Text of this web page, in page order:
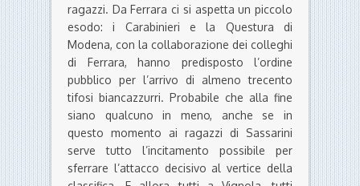
ragazzi. Da Ferrara ci si aspetta un piccolo
esodo: i Carabinieri e la Questura di
Modena, con la collaborazione dei colleghi
di Ferrara, hanno predisposto l’ordine
pubblico per l’arrivo di almeno trecento
tifosi biancazzurri. Probabile che alla fine
siano qualcuno in meno, anche se in
questo momento ai ragazzi di Sassarini
serve tutto l’incitamento possibile per
sferrare l’attacco decisivo al vertice della